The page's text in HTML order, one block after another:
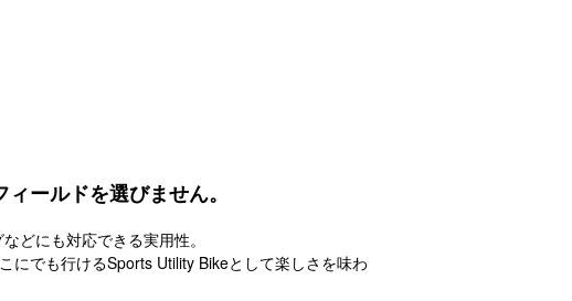
ールドを選びません。
どにも対応できる実用性。
にでも行けるSports Utility Bikeとして楽しさを味わ